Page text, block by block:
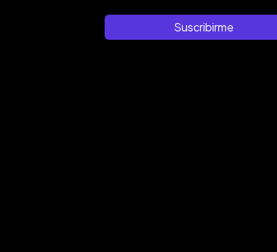
Suscribirme